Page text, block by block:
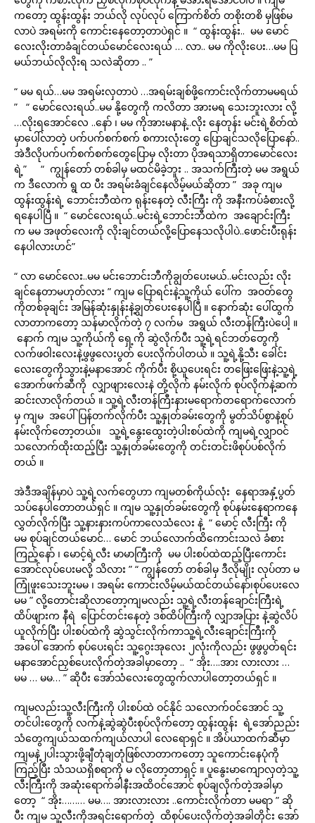
ကတော့ ထွန်းထွန်း ဘယ်လို လုပ်လုပ် ကြောက်စိတ် တစိုးတစိ မှဖြစ်မ
လာပဲ အရမ်းကို ကောင်းနေတော့တာပဲရှင် ။ “ ထွန်းထွန်း.. မမ မောင်
လေးလိုးတာခံချင်တယ်မောင်လေးရယ် … လာ.. မမ ကိုလိုးပေး…မမ ပြ
မယ်ဘယ်လိုလိုးရ သလဲဆိုတာ .. ”
“ မမ ရယ်…မမ အရမ်းလှတာပဲ …အရမ်းချစ်ဖို့ကောင်းလိုက်တာမမရယ်
” “ မောင်လေးရယ်..မမ နို့တွေကို ကလိတာ အားမရ သေးဘူးလား လို့
…လိုးရအောင်လေ ..နော် ၊ မမ ကိုအားမနာနဲ့..လိုး နေတုန်း မင်းရဲ့စိတ်ထဲ
မှာပေါ်လာတဲ့ ပက်ပက်စက်စက် စကားလုံးတွေ ပြောချင်သလိုပြောနော်..
အဲဒီလိုပက်ပက်စက်စက်တွေပြောမှ လိုးတာ ပိုအရသာရှိတာမောင်လေး
ရဲ့” “ ကျွန်တော် တစ်ခါမှ မထင်မိခဲ့ဘူး .. အသက်ကြီးတဲ့ မမ အရွယ်
က ဒီလောက် ရွ ထ ပီး အရမ်းခံချင်နေလိမ့်မယ်ဆိုတာ ” အခု ကျမ
ထွန်းထွန်းရဲ့ ဘောင်းဘီထဲက ရုန်းနေတဲ့ လီးကြီး ကို အနီးကပ်ခံစားလို့
ရနေပါပြီ ။ “ မောင်လေးရယ်..မင်းရဲ့ဘောင်းဘီထဲက အချောင်းကြီး
က မမ အဖုတ်လေးကို လိုးချင်တယ်လို့ပြောနေသလိုပါပဲ..ဖောင်းပီးရုန်း
နေပါလားဟင်”
“ လာ မောင်လေး..မမ မင်းဘောင်းဘီကိုချွတ်ပေးမယ်..မင်းလည်း လိုး
ချင်နေတာမဟုတ်လား ” ကျမ ပြောရင်းနဲ့သူ့ကိုယ် ပေါ်က အဝတ်တွေ
ကိုတစ်ခုချင်း အမြန်ဆုံးနှုန်းနဲ့ချွတ်ပေးနေပါပြီ ။ နောက်ဆုံး ပေါ်ထွက်
လာတာကတော့ သန်မာလိုက်တဲ့ ၇ လက်မ အရွယ် လီးတန်ကြီးပဲပေါ့ ။
နောက် ကျမ သူ့ကိုယ်ကို ရှေ့ကို ဆွဲလိုက်ပီး သူ့ရဲ့ရင်ဘတ်တွေကို
လက်ဖဝါးလေးနဲ့ဖွဖွလေးပွတ် ပေးလိုက်ပါတယ် ။ သူ့ရဲ့နို့သီး ခေါင်း
လေးတွေကိုသွားနဲ့မနာအောင် ကိုက်ပီး စို့ယူပေးရင်း တဖြေးဖြေးနဲ့သူ့ရဲ့
အောက်ဖက်ဆီကို လျှာဖျားလေးနဲ တို့လိုက် နမ်းလိုက် စုပ်လိုက်နဲ့ဆက်
ဆင်းလာလိုက်တယ် ။ သူ့ရဲ့လီးတန်ကြီးနားမရောက်တရောက်လောက်
မှ ကျမ အပေါ်ပြန်တက်လိုက်ပီး သူ့နှုတ်ခမ်းတွေကို မွတ်သိပ်စွာနဲ့စုပ်
နမ်းလိုက်တော့တယ်။ သူ့ရဲ့နွေးထွေးတဲ့ပါးစပ်ထဲကို ကျမရဲ့လျှာဝင်
သလောက်ထိုးထည့်ပြီး သူ့နှုတ်ခမ်းတွေကို တင်းတင်းဖိစုပ်ပစ်လိုက်
တယ် ။
အဲဒီအချိန်မှာပဲ သူ့ရဲ့လက်တွေဟာ ကျမတစ်ကိုယ်လုံး နေရာအနှံ့ပွတ်
သပ်နေပါတောတယ်ရှင် ။ ကျမ သူ့နှုတ်ခမ်းတွေကို စုပ်နမ်းနေရာကနေ
လွှတ်လိုက်ပြီး သူ့နားနားကပ်ကာလေသံလေး နဲ့ “ မောင့် လီးကြီး ကို
မမ စုပ်ချင်တယ်မောင်… မောင် ဘယ်လောက်ထိကောင်းသလဲ ခံစား
ကြည့်နော် ၊ မောင့်ရဲ့လီး မာမာကြီးကို မမ ပါးစပ်ထဲထည့်ပြီးကောင်း
အောင်လုပ်ပေးမလို့ သိလား ” “ ကျွန်တော် တစ်ခါမှ ဒီလိုမျိုး လုပ်တာ မ
ကြုံဖူးသေးဘူးမမ ၊ အရမ်း ကောင်းလိမ့်မယ်ထင်တယ်နော်၊စုပ်ပေးလေ
မမ ” လို့တောင်းဆိုလာတော့ကျမလည်း သူ့ရဲ့လီးတန်ချောင်းကြီးရဲ့
ထိပ်ဖျားက နီရဲ ပြောင်တင်းနေတဲ့ ဒစ်ထိပ်ကြီးကို လျှာအပြား နဲ့ဆွဲလိပ်
ယူလိုက်ပြီး ပါးစပ်ထဲကို ဆွဲသွင်းလိုက်ကာသူ့ရဲ့လီးချောင်းကြီးကို
အပေါ် အောက် စုပ်ပေးရင်း သူ့ဂွေးအုလေး ၂လုံးကိုလည်း ဖွဖွပွတ်ရင်း
မနာအောင်ညှစ်ပေးလိုက်တဲ့အခါမှာတော့ .. “ အိုး….အား လားလား …
မမ … မမ… ” ဆိုပီး အော်သံလေးတွေထွက်လာပါတော့တယ်ရှင် ။
ကျမလည်းသူ့လီးကြီးကို ပါးစပ်ထဲ ဝင်နိုင် သလောက်ဝင်အောင် သူ့
တင်ပါးတွေကို လက်နဲ့ဆွဲဆွဲပီးစုပ်လိုက်တော့ ထွန်းထွန်း ရဲ့အော်ညည်း
သံတွေကျယ်သထက်ကျယ်လာပါ လေရောရှင် ။ အိပ်ယာထက်ဆီမှာ
ကျမနဲ့၂ပါးသွားဖို့ချီတုံချတုံဖြစ်လာတာကတော့ သူကောင်းနေပုံကို
ကြည့်ပြီး သံသယရှိစရာကို မ လိုတော့တာရှင့် ။ ပူနွေးမာကျောလှတဲ့သူ့
လီးကြီးကို အဆုံးရောက်ခါနီးအထိဝင်အောင် စုပ်ချလိုက်တဲ့အခါမှာ
တော့ “ အိုး……… မမ…. အားလားလား ..ကောင်းလိုက်တာ မမရာ ” ဆို
ပီး ကျမ သူ့လီးကိုအရင်းရောက်တဲ့ ထိစုပ်ပေးလိုက်တဲ့အခါတိုင်း အော်